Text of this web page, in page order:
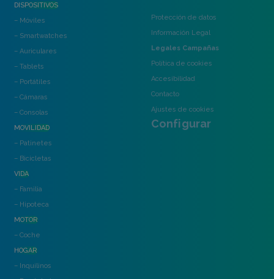
DISPOSITIVOS
– Móviles
– Smartwatches
– Auriculares
– Tablets
– Portátiles
– Cámaras
– Consolas
MOVILIDAD
– Patinetes
– Bicicletas
VIDA
– Familia
– Hipoteca
MOTOR
– Coche
HOGAR
– Inquilinos
Protección de datos
Información Legal
Legales Campañas
Política de cookies
Accesibilidad
Contacto
Ajustes de cookies
Configurar